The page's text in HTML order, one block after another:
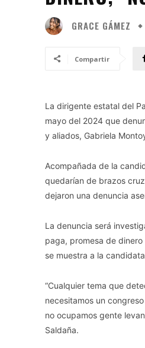
GRACE GÁMEZ
Compartir
La dirigente estatal del
mayo del 2024 que
y aliados, Gabriela
Acompañada de la
quedarían de brazos
dejaron una denuncia
La denuncia será
paga, promesa de
se muestra a la
“Cualquier tema que
necesitamos un
no ocupamos gente
Saldaña.